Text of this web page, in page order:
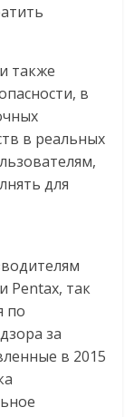
также
в
в реальных
для
Pentax, так
по
за
в 2015